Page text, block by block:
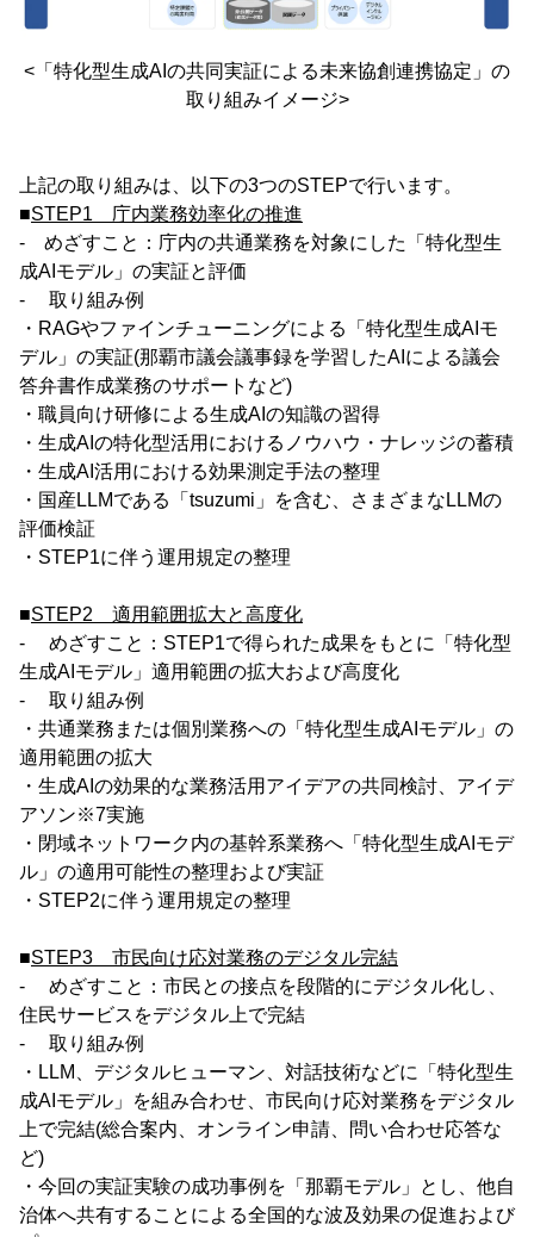
<「特化型生成AIの共同実証による未来協創連携協定」の
取り組みイメージ>
上記の取り組みは、以下の3つのSTEPで行います。
■STEP1 庁内業務効率化の推進
- めざすこと：庁内の共通業務を対象にした「特化型生
成AIモデル」の実証と評価
- 取り組み例
・RAGやファインチューニングによる「特化型生成AIモ
デル」の実証(那覇市議会議事録を学習したAIによる議会
答弁書作成業務のサポートなど)
・職員向け研修による生成AIの知識の習得
・生成AIの特化型活用におけるノウハウ・ナレッジの蓄積
・生成AI活用における効果測定手法の整理
・国産LLMである「tsuzumi」を含む、さまざまなLLMの
評価検証
・STEP1に伴う運用規定の整理
■STEP2 適用範囲拡大と高度化
- めざすこと：STEP1で得られた成果をもとに「特化型
生成AIモデル」適用範囲の拡大および高度化
- 取り組み例
・共通業務または個別業務への「特化型生成AIモデル」の
適用範囲の拡大
・生成AIの効果的な業務活用アイデアの共同検討、アイデ
アソン※7実施
・閉域ネットワーク内の基幹系業務へ「特化型生成AIモデ
ル」の適用可能性の整理および実証
・STEP2に伴う運用規定の整理
■STEP3 市民向け応対業務のデジタル完結
- めざすこと：市民との接点を段階的にデジタル化し、
住民サービスをデジタル上で完結
- 取り組み例
・LLM、デジタルヒューマン、対話技術などに「特化型生
成AIモデル」を組み合わせ、市民向け応対業務をデジタル
上で完結(総合案内、オンライン申請、問い合わせ応答な
ど)
・今回の実証実験の成功事例を「那覇モデル」とし、他自
治体へ共有することによる全国的な波及効果の促進および